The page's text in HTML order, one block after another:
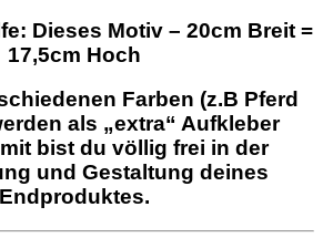
Dieses Motiv – 20cm Breit =
17,5cm Hoch
Farben (z.B Pferd
als „extra“ Aufkleber
bist du völlig frei in der
und Gestaltung deines
Endproduktes.